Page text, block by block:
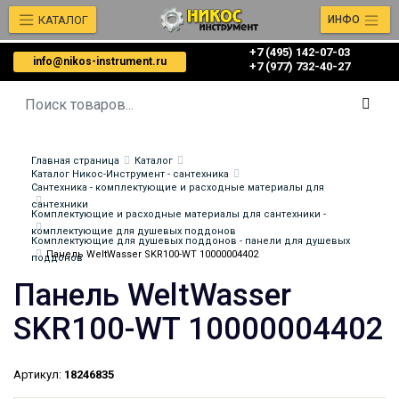
info@nikos-instrument.ru
+7 (495) 142-07-03
‎‎+7 (977) 732-40-27
КАТАЛОГ ИНФО
Главная страница
Каталог
Каталог Никос-Инструмент - сантехника
Сантехника - комплектующие и расходные материалы для
сантехники
Комплектующие и расходные материалы для сантехники -
комплектующие для душевых поддонов
Комплектующие для душевых поддонов - панели для душевых
поддонов
Панель WeltWasser SKR100-WT 10000004402
Панель WeltWasser
SKR100-WT 10000004402
Артикул: 18246835